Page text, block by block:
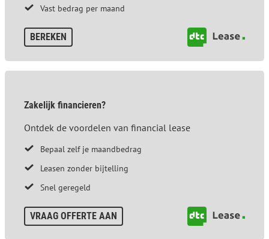
Vast bedrag per maand
BEREKEN
Zakelijk financieren?
Ontdek de voordelen van financial lease
Bepaal zelf je maandbedrag
Leasen zonder bijtelling
Snel geregeld
VRAAG OFFERTE AAN